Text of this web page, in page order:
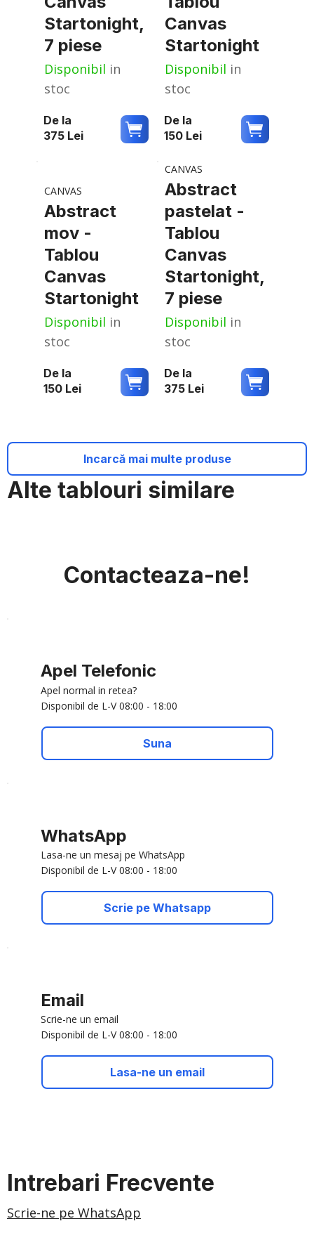
Alte tablouri similare
Startonight,
7 piese
Disponibil in
stoc
De la
375 Lei
Canvas
Startonight
Disponibil in
stoc
De la
150 Lei
CANVAS
Abstract
mov -
Tablou
Canvas
Startonight
Disponibil in
stoc
De la
150 Lei
CANVAS
Abstract
pastelat -
Tablou
Canvas
Startonight,
7 piese
Disponibil in
stoc
De la
375 Lei
Incarcă mai multe produse
Contacteaza-ne!
Apel Telefonic
Apel normal in retea?
Disponibil de L-V 08:00 - 18:00
Suna
WhatsApp
Lasa-ne un mesaj pe WhatsApp
Disponibil de L-V 08:00 - 18:00
Scrie pe Whatsapp
Email
Scrie-ne un email
Disponibil de L-V 08:00 - 18:00
Lasa-ne un email
Intrebari Frecvente
Scrie-ne pe WhatsApp